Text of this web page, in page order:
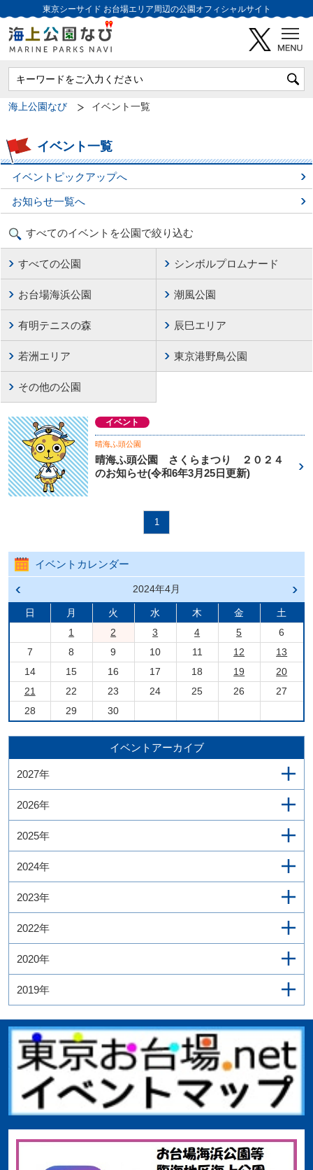
東京シーサイド お台場エリア周辺の公園オフィシャルサイト
海上公園なび イベント一覧
イベント一覧
イベントピックアップへ
お知らせ一覧へ
すべてのイベントを公園で絞り込む
すべての公園 シンボルプロムナード
お台場海浜公園 潮風公園
有明テニスの森 辰巳エリア
若洲エリア 東京港野鳥公園
その他の公園
イベント
晴海ふ頭公園
晴海ふ頭公園 さくらまつり ２０２４
のお知らせ(令和6年3月25日更新)
1
イベントカレンダー
前の
戻る
2024年4月
次の
進む
日 月 火 水 木 金
土
1
2 3 4 5
6
7
8 9 10 11 12
13
14
15 16 17 18 19
20
21
22 23 24 25 26
27
28
29 30
イベントアーカイブ
2027年
2026年
2025年
2024年
2023年
2022年
2020年
2019年